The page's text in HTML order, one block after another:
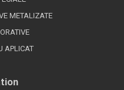
METALIZATE
APLICAT